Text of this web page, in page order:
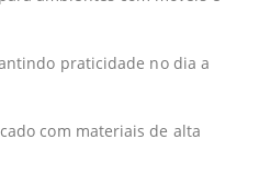
praticidade no dia a
com materiais de alta